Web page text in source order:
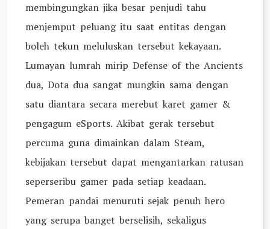
membingungkan jika besar penjudi tahu
menjemput peluang itu saat entitas dengan
boleh tekun meluluskan tersebut kekayaan.
Lumayan lumrah mirip Defense of the Ancients
dua, Dota dua sangat mungkin sama dengan
satu diantara secara merebut karet gamer &
pengagum eSports. Akibat gerak tersebut
percuma guna dimainkan dalam Steam,
kebijakan tersebut dapat mengantarkan ratusan
seperseribu gamer pada setiap keadaan.
Pemeran pandai menuruti sejak penuh hero
yang serupa banget berselisih, sekaligus